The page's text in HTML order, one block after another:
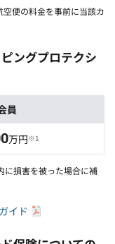
便の料金を事前に当該カ
ングプロテクシ
員
万円※1
損害を被った場合に補
イド